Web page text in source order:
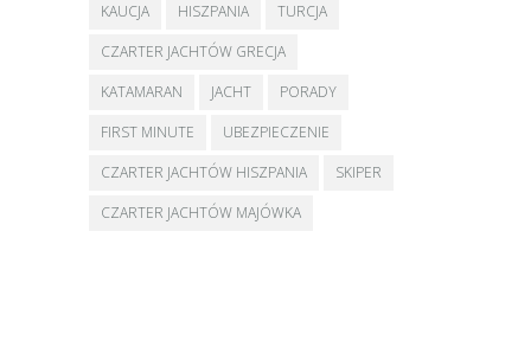
KAUCJA
HISZPANIA
TURCJA
CZARTER JACHTÓW GRECJA
KATAMARAN
JACHT
PORADY
FIRST MINUTE
UBEZPIECZENIE
CZARTER JACHTÓW HISZPANIA
SKIPER
CZARTER JACHTÓW MAJÓWKA